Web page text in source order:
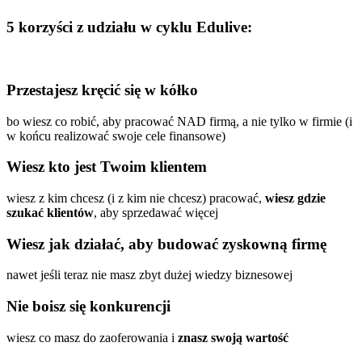
5 korzyści z udziału w cyklu Edulive:
Przestajesz kręcić się w kółko
bo wiesz co robić, aby pracować NAD firmą, a nie tylko w firmie (i
w końcu realizować swoje cele finansowe)
Wiesz kto jest Twoim klientem
wiesz z kim chcesz (i z kim nie chcesz) pracować, wiesz gdzie
szukać klientów, aby sprzedawać więcej
Wiesz jak działać, aby budować zyskowną firmę
nawet jeśli teraz nie masz zbyt dużej wiedzy biznesowej
Nie boisz się konkurencji
wiesz co masz do zaoferowania i znasz swoją wartość